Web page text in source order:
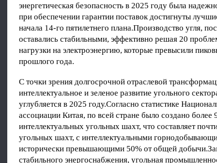
энергетическая безопасность в 2025 году была
при обеспечении гарантии поставок достигнуты
начала 14-го пятилетнего плана.Производство угля,
оставались стабильными, эффективно решая 20
нагрузки на электроэнергию, которые превысили
прошлого года.
С точки зрения долгосрочной отраслевой
интеллектуальное и зеленое развитие угольного
углубляется в 2025 году.Согласно статистике
ассоциации Китая, по всей стране было создано более
интеллектуальных угольных шахт, что составляет
угольных шахт, с интеллектуальными
исторически превышающими 50% от общей
стабильного энергоснабжения, угольная